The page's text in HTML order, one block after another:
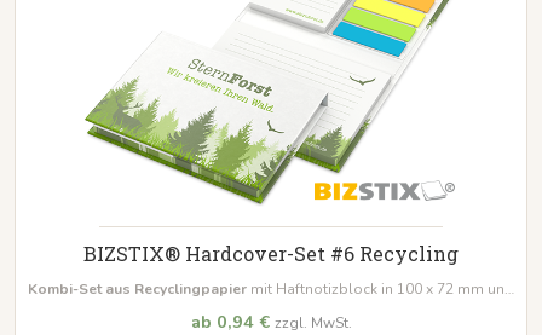
BIZSTIX® Hardcover-Set #6 Recycling
Kombi-Set aus Recyclingpapier mit Haftnotizblock in 100 x 72 mm und
ab 0,94 € zzgl. MwSt.